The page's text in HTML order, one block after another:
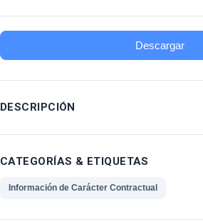
Descargar
DESCRIPCIÓN
CATEGORÍAS & ETIQUETAS
Información de Carácter Contractual